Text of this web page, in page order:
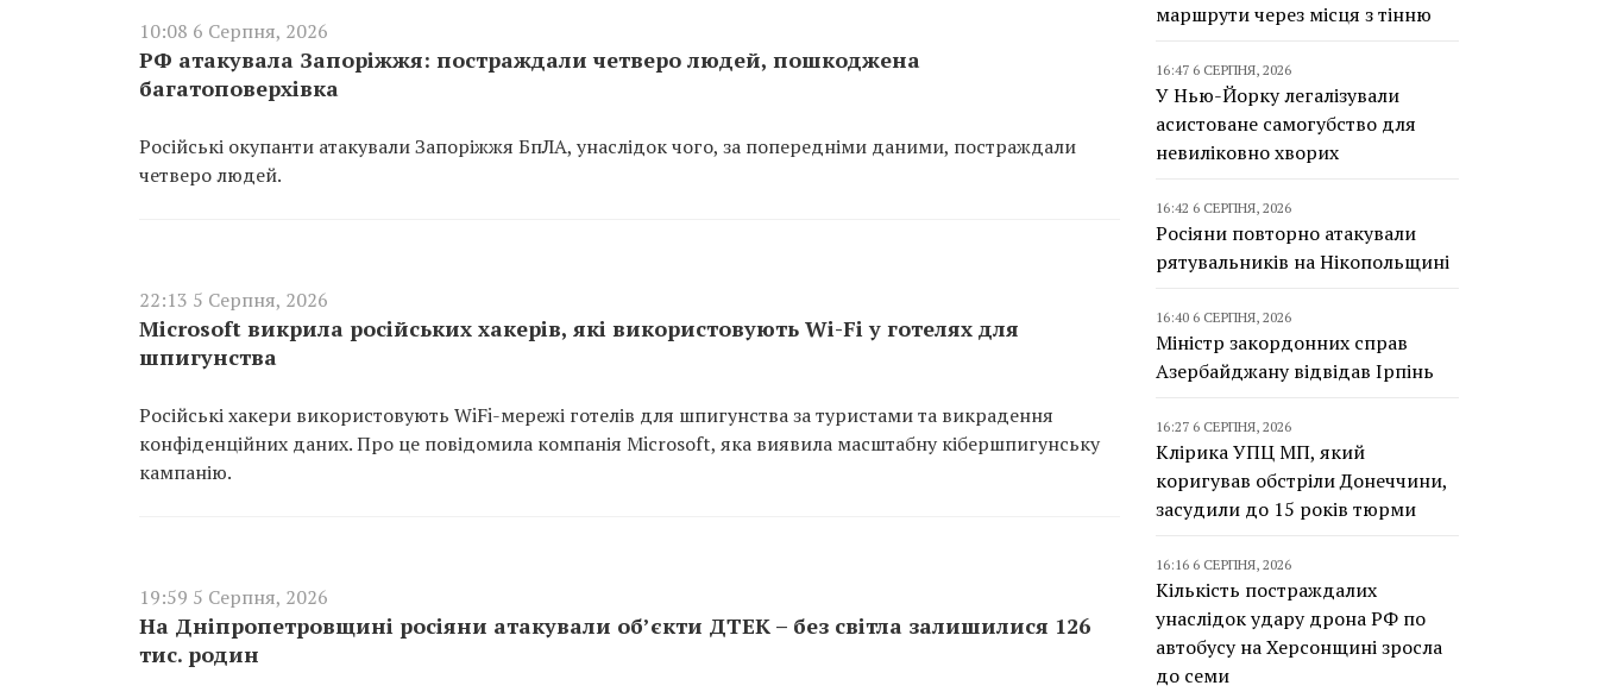
10:08 6 Серпня, 2026
РФ атакувала Запоріжжя: постраждали четверо людей, пошкоджена
багатоповерхівка
Російські окупанти атакували Запоріжжя БпЛА, унаслідок чого, за попередніми даними, постраждали
четверо людей.
22:13 5 Серпня, 2026
Microsoft викрила російських хакерів, які використовують Wi-Fi у готелях для
шпигунства
Російські хакери використовують WiFi-мережі готелів для шпигунства за туристами та викрадення
конфіденційних даних. Про це повідомила компанія Microsoft, яка виявила масштабну кібершпигунську
кампанію.
19:59 5 Серпня, 2026
На Дніпропетровщині росіяни атакували об’єкти ДТЕК – без світла залишилися 126
тис. родин
маршрути через місця з тінню
16:47 6 СЕРПНЯ, 2026
У Нью-Йорку легалізували
асистоване самогубство для
невиліковно хворих
16:42 6 СЕРПНЯ, 2026
Росіяни повторно атакували
рятувальників на Нікопольщині
16:40 6 СЕРПНЯ, 2026
Міністр закордонних справ
Азербайджану відвідав Ірпінь
16:27 6 СЕРПНЯ, 2026
Клірика УПЦ МП, який
коригував обстріли Донеччини,
засудили до 15 років тюрми
16:16 6 СЕРПНЯ, 2026
Кількість постраждалих
унаслідок удару дрона РФ по
автобусу на Херсонщині зросла
до семи